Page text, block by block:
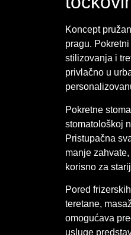
Koncept
pragu.
stilizovanja i
privlačno u
Pokretne
stomatološkoj
Pristupačna
manje
korisno za
Pored
teretane,
omogućava
usluge